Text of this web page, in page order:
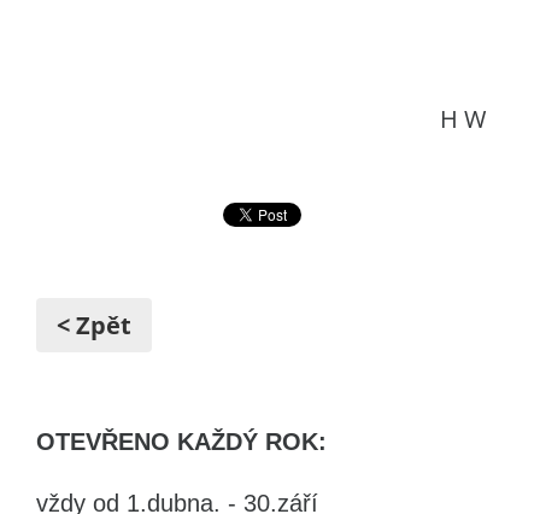
H W
< Zpět
OTEVŘENO KAŽDÝ ROK:
vždy od 1.dubna. - 30.září